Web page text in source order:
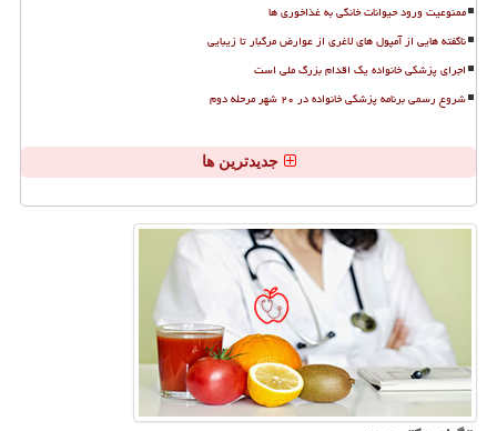
ممنوعیت ورود حیوانات خانگی به غذاخوری ها
ناگفته هایی از آمپول های لاغری از عوارض مرگبار تا زیبایی
اجرای پزشکی خانواده یک اقدام بزرگ ملی است
شروع رسمی برنامه پزشکی خانواده در ۲۰ شهر مرحله دوم
جدیدترین ها